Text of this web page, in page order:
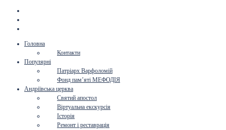
Головна
Контакти
Популярні
Патріарх Варфоломій
Фонд пам’яті МЕФОДІЯ
Андріївська церква
Святий апостол
Віртуальна екскурсія
Історія
Ремонт і реставрація